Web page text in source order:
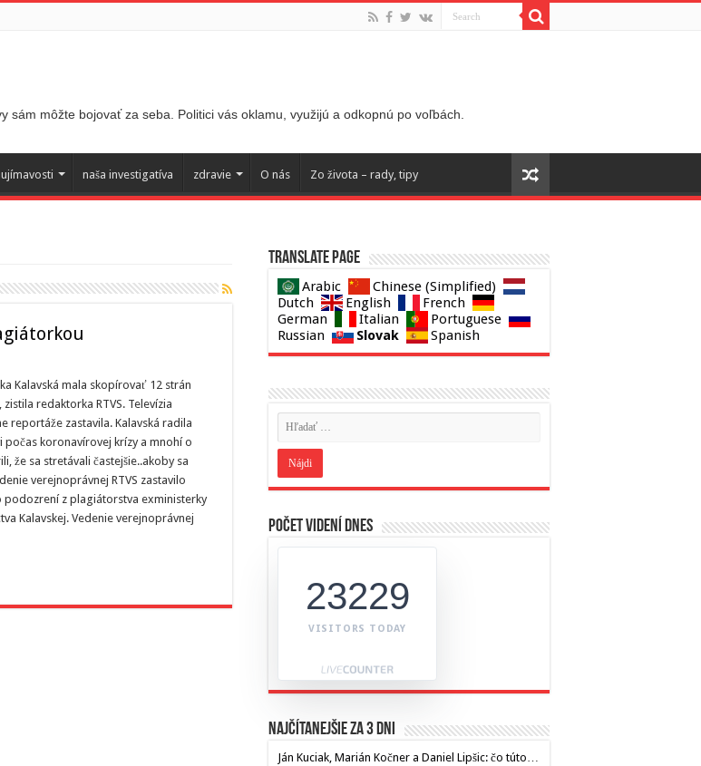
sám môžte bojovať za seba. Politici vás oklamu, využijú a odkopnú po voľbách.
naša investigatíva zdravie O nás Zo života – rady, tipy
Kalavská mala skopírovať 12 strán
zistila redaktorka RTVS. Televízia
reportáže zastavila. Kalavská radila
počas koronavírovej krízy a mnohí o
že sa stretávali častejšie..akoby sa
verejnoprávnej RTVS zastavilo
podozrení z plagiátorstva exministerky
Kalavskej. Vedenie verejnoprávnej
Translate page
Arabic
Chinese (Simplified)
Dutch
English
French
German
Italian
Portuguese
Russian
Slovak Spanish
Počet videní dnes
23229
VISITORS TODAY
Najčítanejšie za 3 dni
Ján Kuciak, Marián Kočner a Daniel Lipšic: čo túto…